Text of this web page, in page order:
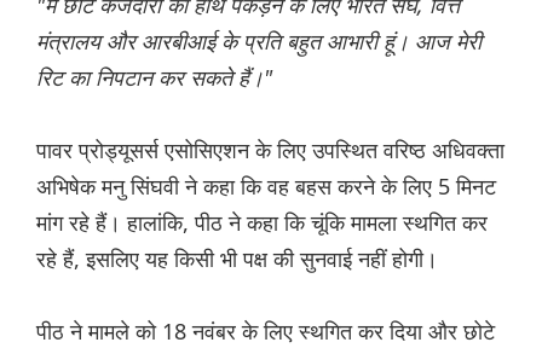
मंत्रालय और आरबीआई के प्रति बहुत आभारी हूं। आज मेरी
रिट का निपटान कर सकते हैं।"
पावर प्रोड्यूसर्स एसोसिएशन के लिए उपस्थित वरिष्ठ अधिवक्ता
अभिषेक मनु सिंघवी ने कहा कि वह बहस करने के लिए 5 मिनट
मांग रहे हैं। हालांकि, पीठ ने कहा कि चूंकि मामला स्थगित कर
रहे हैं, इसलिए यह किसी भी पक्ष की सुनवाई नहीं होगी।
पीठ ने मामले को 18 नवंबर के लिए स्थगित कर दिया और छोटे